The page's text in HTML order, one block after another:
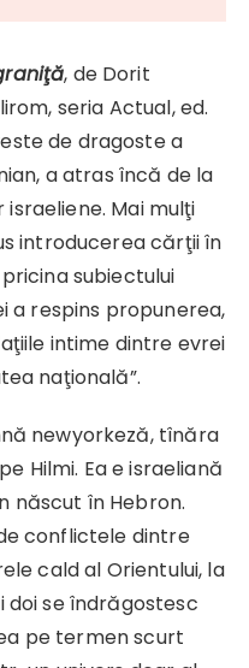
, de Dorit
seria Actual, ed.
de dragoste a
a atras încă de la
Mai mulţi
introducerea cărţii în
subiectului
a respins propunerea,
intime dintre evrei
naţională”.
newyorkeză, tînăra
Hilmi. Ea e israeliană
născut în Hebron.
conflictele dintre
cald al Orientului, la
doi se îndrăgostesc
pe termen scurt